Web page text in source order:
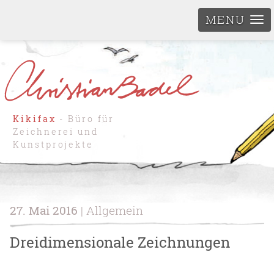
MENU
Kikifax - Büro für
Zeichnerei und
Kunstprojekte
27. Mai 2016 | Allgemein
Dreidimensionale Zeichnungen